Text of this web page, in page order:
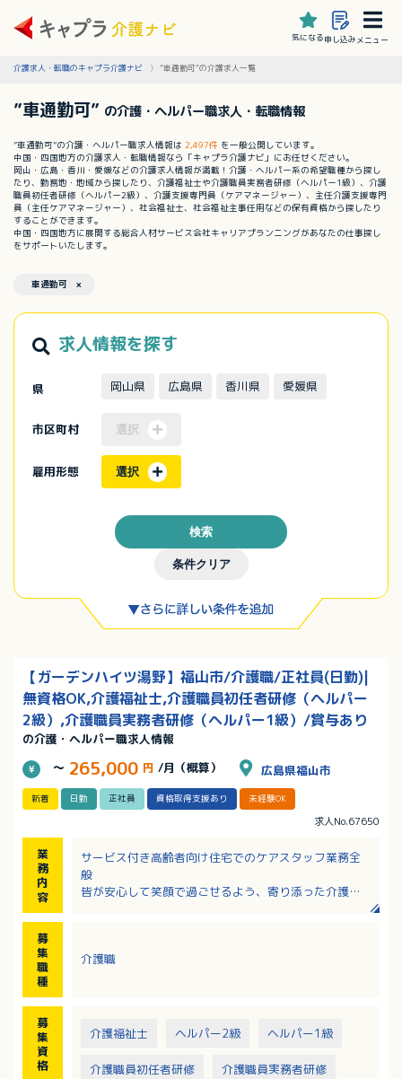
気になる申し込みメニュー
介護求人・転職のキャプラ介護ナビ ”車通勤可”の介護求人一覧
”車通勤可” の介護・ヘルパー職求人・転職情報
”車通勤可”の介護・ヘルパー職求人情報は 2,497件 を一般公開しています。
中国・四国地方の介護求人・転職情報なら「キャプラ介護ナビ」にお任せください。
岡山・広島・香川・愛媛などの介護求人情報が満載！介護・ヘルパー系の希望職種から探し
たり、勤務地・地域から探したり、介護福祉士や介護職員実務者研修（ヘルパー1級）、介護
職員初任者研修（ヘルパー2級）、介護支援専門員（ケアマネージャー）、主任介護支援専門
員（主任ケアマネージャー）、社会福祉士、社会福祉主事任用などの保有資格から探したり
することができます。
中国・四国地方に展開する総合人材サービス会社キャリアプランニングがあなたの仕事探し
をサポートいたします。
車通勤可 ×
求人情報を探す
県 岡山県 広島県 香川県 愛媛県
市区町村 選択
雇用形態 選択
条件クリア
検索
【ガーデンハイツ湯野】福山市/介護職/正社員(日勤)|
無資格OK,介護福祉士,介護職員初任者研修（ヘルパー
2級）,介護職員実務者研修（ヘルパー1級）/賞与あり
の介護・ヘルパー職求人情報
～ 265,000 円 /月（概算） 広島県福山市
新着 日勤 正社員 資格取得支援あり 未経験OK
求人No.67650
業
務
内
容
サービス付き高齢者向け住宅でのケアスタッフ業務全
般
皆が安心して笑顔で過ごせるよう、寄り添った介護を
利用者との会話がしたい方にお勧め住宅部門（最大定
募
集
職
種
介護職
募
集
資
格
介護福祉士 ヘルパー2級 ヘルパー1級
介護職員初任者研修 介護職員実務者研修